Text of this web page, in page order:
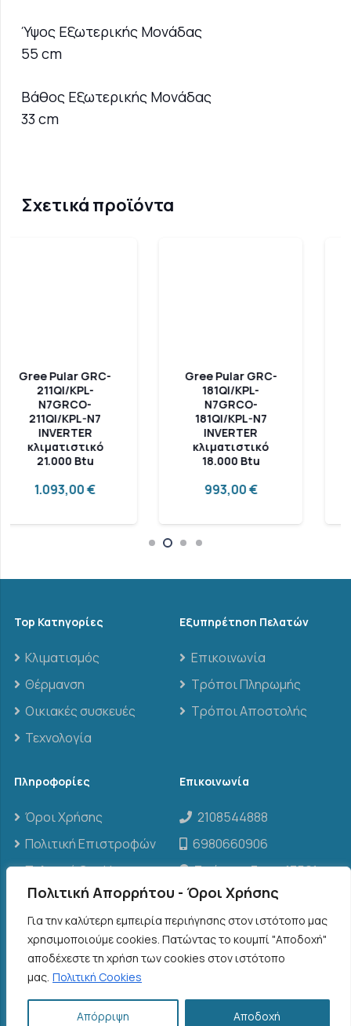
Πολιτική Απορρήτου - Όροι Χρήσης
Για την καλύτερη εμπειρία περιήγησης στον ιστότοπο μας
χρησιμοποιούμε cookies. Πατώντας το κουμπί "Αποδοχή"
αποδέχεστε τη χρήση των cookies στον ιστότοπο
μας. Πολιτική Cookies
Απόρριψη Αποδοχή
Ύψος Εξωτερικής Μονάδας
55 cm
Βάθος Εξωτερικής Μονάδας
33 cm
Σχετικά προϊόντα
Gree Pular GRC-
181QI/KPL-
N7GRCO-
181QI/KPL-N7
INVERTER
κλιματιστικό
18.000 Btu
993,00
Gree Pular GRC-
161QI/KPL-
N7GRCO-
161QI/KPL-N7
INVERTER
κλιματιστικό
16.000 Btu
923,00
Top Κατηγορίες
Κλιματισμός
Θέρμανση
Οικιακές συσκευές
Τεχνολογία
Εξυπηρέτηση Πελατών
Επικοινωνία
Τρόποι Πληρωμής
Τρόποι Αποστολής
Πληροφορίες
Όροι Χρήσης
Πολιτική Επιστροφών
Πολιτική Cookies
Επικοινωνία
2108544888
6980660906
Σπάρτης 3, τ.κ. 13561,
Άγιοι Ανάργυροι
info@threenclima.gr
©2026THREE N CLIMA
Rights Reserved
Designed and Developed by ACM Digital